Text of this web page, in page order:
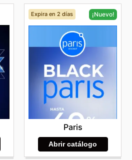
Expira en 2 días ¡Nuevo!
Paris
Abrir catálogo